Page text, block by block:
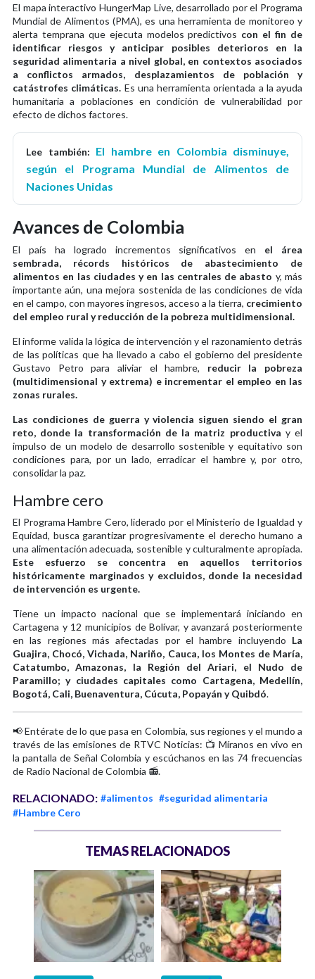
El mapa interactivo HungerMap Live, desarrollado por el Programa
Mundial de Alimentos (PMA), es una herramienta de monitoreo y
alerta temprana que ejecuta modelos predictivos con el fin de
identificar riesgos y anticipar posibles deterioros en la
seguridad alimentaria a nivel global, en contextos asociados
a conflictos armados, desplazamientos de población y
catástrofes climáticas. Es una herramienta orientada a la ayuda
humanitaria a poblaciones en condición de vulnerabilidad por
efecto de dichos factores.
Lee también: El hambre en Colombia disminuye,
según el Programa Mundial de Alimentos de
Naciones Unidas
Avances de Colombia
El país ha logrado incrementos significativos en el área
sembrada, récords históricos de abastecimiento de
alimentos en las ciudades y en las centrales de abasto y, más
importante aún, una mejora sostenida de las condiciones de vida
en el campo, con mayores ingresos, acceso a la tierra, crecimiento
del empleo rural y reducción de la pobreza multidimensional.
El informe valida la lógica de intervención y el razonamiento detrás
de las políticas que ha llevado a cabo el gobierno del presidente
Gustavo Petro para aliviar el hambre, reducir la pobreza
(multidimensional y extrema) e incrementar el empleo en las
zonas rurales.
Las condiciones de guerra y violencia siguen siendo el gran
reto, donde la transformación de la matriz productiva y el
impulso de un modelo de desarrollo sostenible y equitativo son
condiciones para, por un lado, erradicar el hambre y, por otro,
consolidar la paz.
Hambre cero
El Programa Hambre Cero, liderado por el Ministerio de Igualdad y
Equidad, busca garantizar progresivamente el derecho humano a
una alimentación adecuada, sostenible y culturalmente apropiada.
Este esfuerzo se concentra en aquellos territorios
históricamente marginados y excluidos, donde la necesidad
de intervención es urgente.
Tiene un impacto nacional que se implementará iniciando en
Cartagena y 12 municipios de Bolívar, y avanzará posteriormente
en las regiones más afectadas por el hambre incluyendo La
Guajira, Chocó, Vichada, Nariño, Cauca, los Montes de María,
Catatumbo, Amazonas, la Región del Ariari, el Nudo de
Paramillo; y ciudades capitales como Cartagena, Medellín,
Bogotá, Cali, Buenaventura, Cúcuta, Popayán y Quibdó.
📢 Entérate de lo que pasa en Colombia, sus regiones y el mundo a
través de las emisiones de RTVC Noticias: 📺 Míranos en vivo en
la pantalla de Señal Colombia y escúchanos en las 74 frecuencias
de Radio Nacional de Colombia 📻.
RELACIONADO: #alimentos #seguridad alimentaria
#Hambre Cero
TEMAS RELACIONADOS